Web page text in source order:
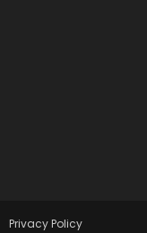
Privacy Policy